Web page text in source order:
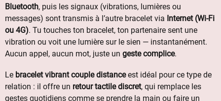
Bluetooth, puis les signaux (vibrations, lumières ou
messages) sont transmis à l’autre bracelet via Internet (Wi-Fi
ou 4G). Tu touches ton bracelet, ton partenaire sent une
vibration ou voit une lumière sur le sien — instantanément.
Aucun appel, aucun mot, juste un geste complice.
Le bracelet vibrant couple distanceest idéal pour ce type de
relation : il offre un retour tactile discret, qui remplace les
gestes quotidiens comme se prendre la main ou faire un